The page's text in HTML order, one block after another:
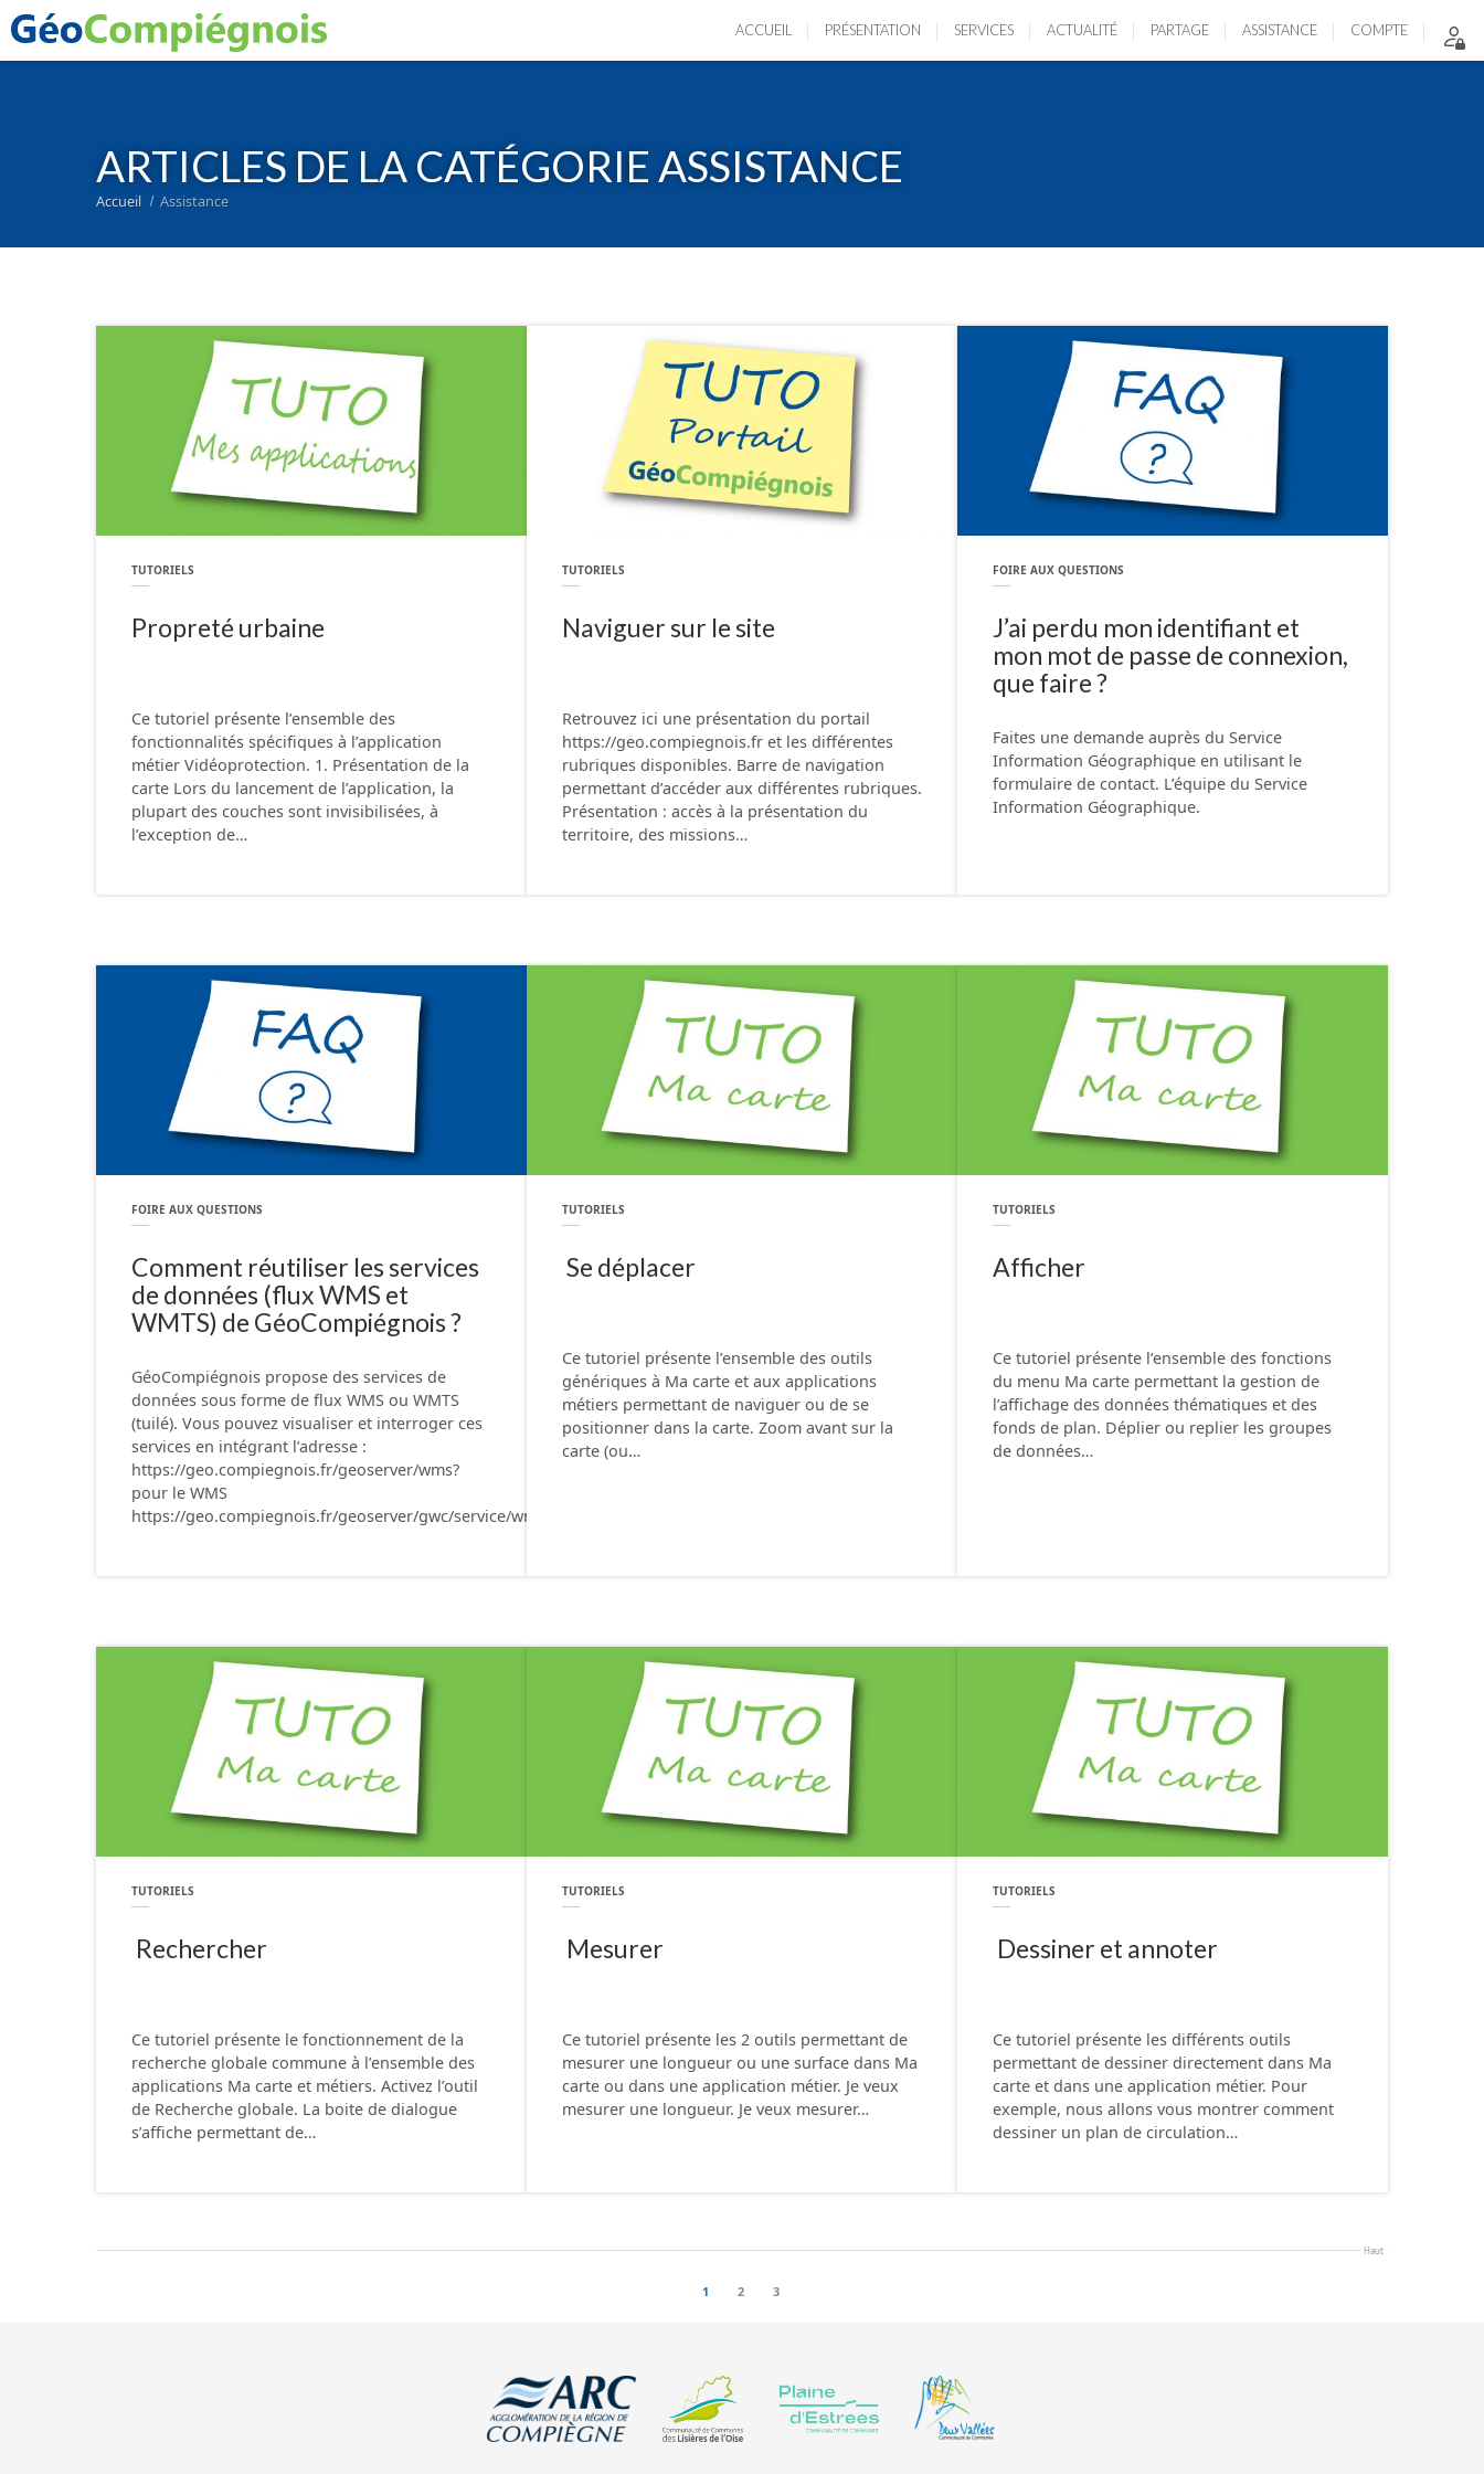
ACCUEIL PRÉSENTATION SERVICES ACTUALITÉ PARTAGE ASSISTANCE COMPTE
ARTICLES DE LA CATÉGORIE ASSISTANCE
Accueil Assistance
TUTORIELS
Propreté urbaine
Ce tutoriel présente l’ensemble des
fonctionnalités spécifiques à l’application
métier Vidéoprotection. 1. Présentation de la
carte Lors du lancement de l’application, la
plupart des couches sont invisibilisées, à
l’exception de…
TUTORIELS
Naviguer sur le site
Retrouvez ici une présentation du portail
https://geo.compiegnois.fr et les différentes
rubriques disponibles. Barre de navigation
permettant d’accéder aux différentes rubriques.
Présentation : accès à la présentation du
territoire, des missions…
FOIRE AUX QUESTIONS
J’ai perdu mon identifiant et
mon mot de passe de connexion,
que faire ?
Faites une demande auprès du Service
Information Géographique en utilisant le
formulaire de contact. L’équipe du Service
Information Géographique.
FOIRE AUX QUESTIONS
Comment réutiliser les services
de données (flux WMS et
WMTS) de GéoCompiégnois ?
GéoCompiégnois propose des services de
données sous forme de flux WMS ou WMTS
(tuilé). Vous pouvez visualiser et interroger ces
services en intégrant l’adresse :
https://geo.compiegnois.fr/geoserver/wms?
pour le WMS
https://geo.compiegnois.fr/geoserver/gwc/service/wmts…
TUTORIELS
Se déplacer
Ce tutoriel présente l’ensemble des outils
génériques à Ma carte et aux applications
métiers permettant de naviguer ou de se
positionner dans la carte. Zoom avant sur la
carte (ou…
TUTORIELS
Afficher
Ce tutoriel présente l’ensemble des fonctions
du menu Ma carte permettant la gestion de
l’affichage des données thématiques et des
fonds de plan. Déplier ou replier les groupes
de données…
TUTORIELS
Rechercher
Ce tutoriel présente le fonctionnement de la
recherche globale commune à l’ensemble des
applications Ma carte et métiers. Activez l’outil
de Recherche globale. La boite de dialogue
s’affiche permettant de…
TUTORIELS
Mesurer
Ce tutoriel présente les 2 outils permettant de
mesurer une longueur ou une surface dans Ma
carte ou dans une application métier. Je veux
mesurer une longueur. Je veux mesurer…
TUTORIELS
Dessiner et annoter
Ce tutoriel présente les différents outils
permettant de dessiner directement dans Ma
carte et dans une application métier. Pour
exemple, nous allons vous montrer comment
dessiner un plan de circulation…
Haut
1 2 3